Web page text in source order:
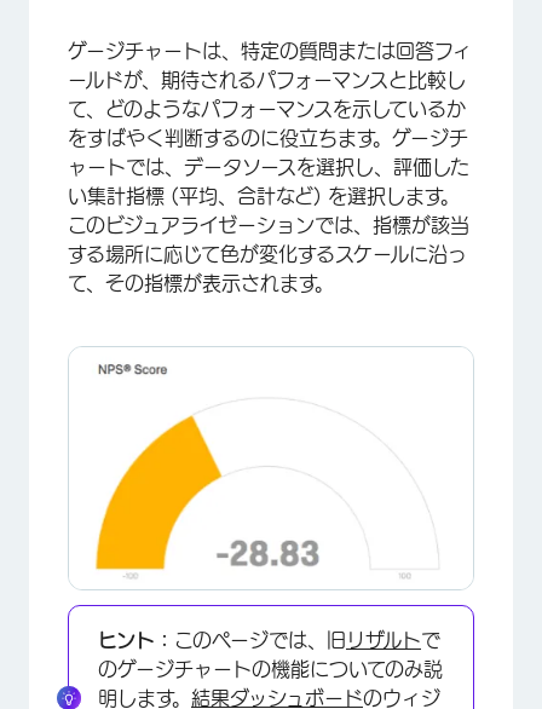
×
ゲージチャートは、特定の質問または回答フィ
ールドが、期待されるパフォーマンスと比較し
て、どのようなパフォーマンスを示しているか
をすばやく判断するのに役立ちます。ゲージチ
ャートでは、データソースを選択し、評価した
い集計指標 (平均、合計など) を選択します。
このビジュアライゼーションでは、指標が該当
する場所に応じて色が変化するスケールに沿っ
て、その指標が表示されます。
ヒント： このページでは、旧 リザルトで
のゲージチャートの機能についてのみ説
明します。 結果ダッシュボードのウィジ